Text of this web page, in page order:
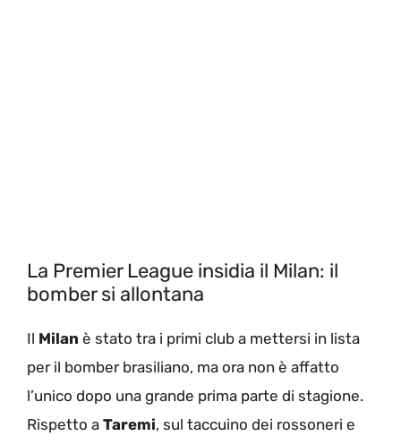
La Premier League insidia il Milan: il
bomber si allontana
Il Milan è stato tra i primi club a mettersi in lista
per il bomber brasiliano, ma ora non è affatto
l’unico dopo una grande prima parte di stagione.
Rispetto a Taremi, sul taccuino dei rossoneri e